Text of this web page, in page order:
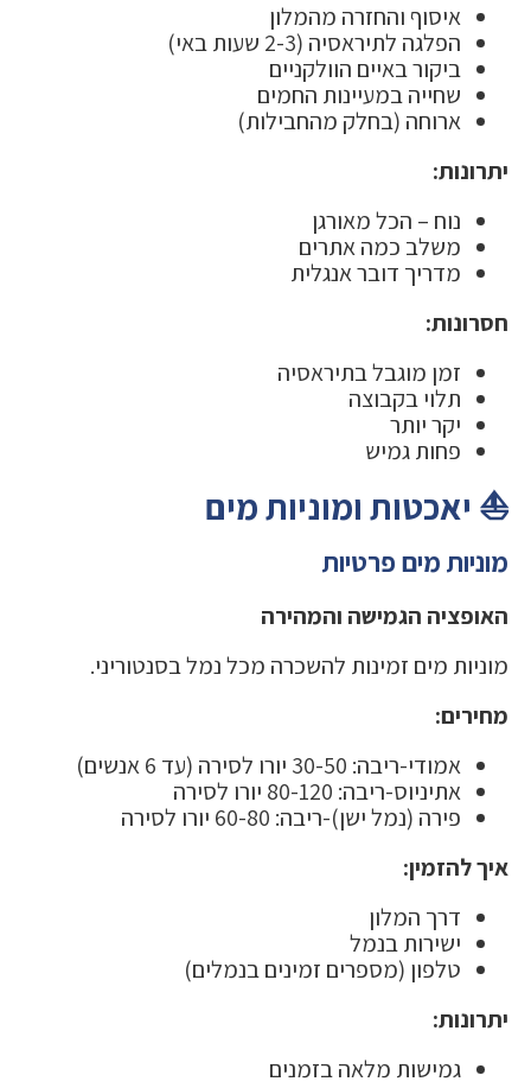
איסוף והחזרה מהמלון
הפלגה לתיראסיה (2-3 שעות באי)
ביקור באיים הוולקניים
שחייה במעיינות החמים
ארוחה (בחלק מהחבילות)
יתרונות:
נוח – הכל מאורגן
משלב כמה אתרים
מדריך דובר אנגלית
חסרונות:
זמן מוגבל בתיראסיה
תלוי בקבוצה
יקר יותר
פחות גמיש
⛵ יאכטות ומוניות מים
מוניות מים פרטיות
האופציה הגמישה והמהירה
מוניות מים זמינות להשכרה מכל נמל בסנטוריני.
מחירים:
אמודי-ריבה: 30-50 יורו לסירה (עד 6 אנשים)
אתיניוס-ריבה: 80-120 יורו לסירה
פירה (נמל ישן)-ריבה: 60-80 יורו לסירה
איך להזמין:
דרך המלון
ישירות בנמל
טלפון (מספרים זמינים בנמלים)
יתרונות:
גמישות מלאה בזמנים